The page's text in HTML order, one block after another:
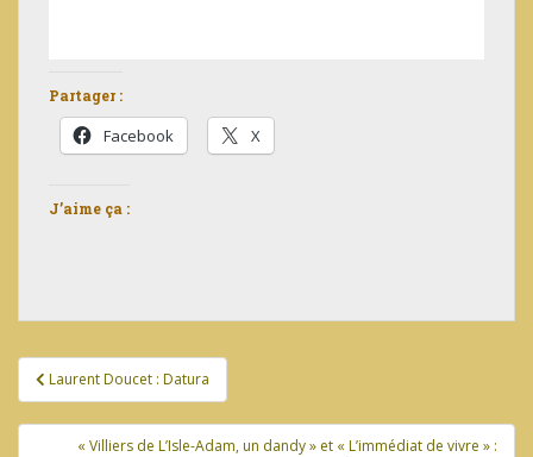
Partager :
Facebook X
J’aime ça :
Navigation
de
l’article
Laurent Doucet : Datura
« Villiers de L’Isle-Adam, un dandy » et « L’immédiat de vivre » :